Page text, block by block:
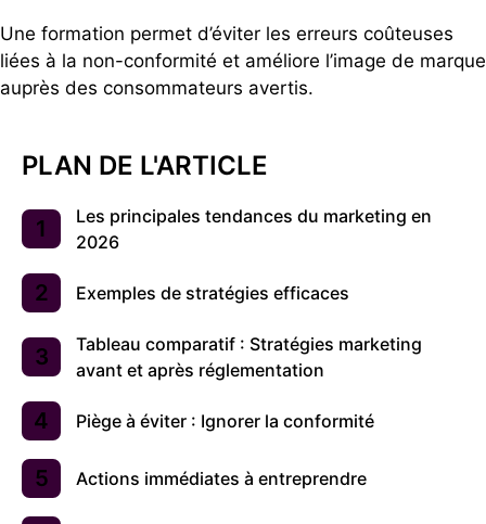
Une formation permet d’éviter les erreurs coûteuses
liées à la non-conformité et améliore l’image de marque
auprès des consommateurs avertis.
PLAN DE L'ARTICLE
Les principales tendances du marketing en
2026
Exemples de stratégies efficaces
Tableau comparatif : Stratégies marketing
avant et après réglementation
Piège à éviter : Ignorer la conformité
Actions immédiates à entreprendre